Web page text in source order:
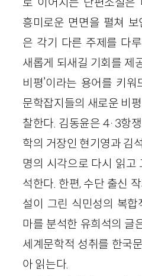
흥미로운 면면을 펼쳐
은 각기 다른 주제를 다
새롭게 되새길 기회를 제
비평’이라는 용어를 키
문학잡지들의 새로운 비
찰한다. 김동윤은 4· 3항
학의 거장인 현기영과 김
명의 시각으로 다시 읽고
석한다. 한편, 수단 출신
설이 그린 식민성의 복
마를 분석한 유희석의 글
세계문학적 성취를 한국
아 읽는다.